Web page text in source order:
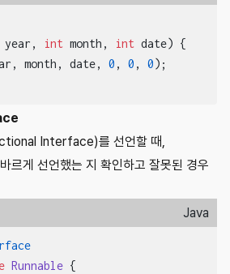
year, int month, int date) {
month, date, 0 , 0 , 0);
Interface)를 선언할 때,
르게 선언했는 지 확인하고 잘못된 경우
Java
Runnable {